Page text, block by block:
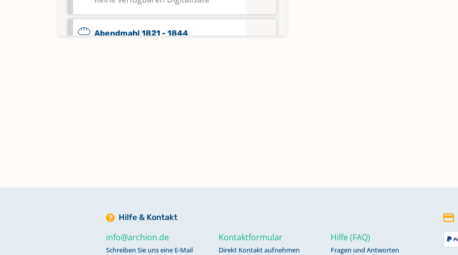
Abendmahl 1821 - 1844
Abendmahl 1845 - 1868
Hilfe & Kontakt
info@archion.de
Schreiben Sie uns eine E-Mail
Kontaktformular
Direkt Kontakt aufnehmen
Hilfe (FAQ)
Fragen und Antworten